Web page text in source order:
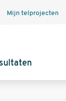
Mijn telprojecten